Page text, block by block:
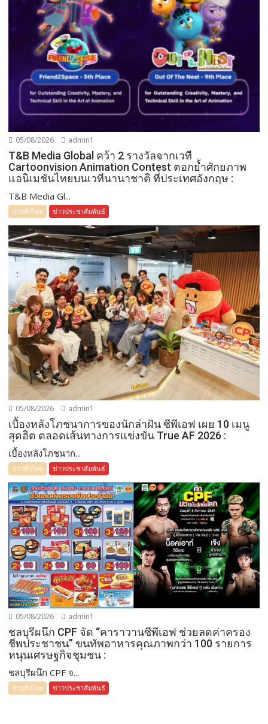
05/08/2026 admin1
T&B Media Global คว้า 2 รางวัลจากเวที
Cartoonvision Animation Contest ตอกย้ำศักยภาพ
แอนิเมชันไทยบนเวทีนานาชาติ ที่ประเทศอังกฤษ :
T&B Media Gl...
ข่าวทั่วไทย ข่าวประชาสัมพันธ์
05/08/2026 admin1
เบื้องหลังโภชนาการของนักล่าฝัน ซีพีเอฟ เผย 10 เมนู
สุดฮิต ตลอดเส้นทางการแข่งขัน True AF 2026 :
เบื้องหลังโภชนาก...
ข่าวทั่วไทย ข่าวประชาสัมพันธ์
05/08/2026 admin1
ชลบุรีผนึก CPF จัด “คาราวานซีพีเอฟ ช่วยลดค่าครอง
ชีพประชาชน” ขนทัพอาหารคุณภาพกว่า 100 รายการ
หนุนเศรษฐกิจชุมชน :
ชลบุรีผนึก CPF จ...
ข่าวทั่วไทย ข่าวประชาสัมพันธ์